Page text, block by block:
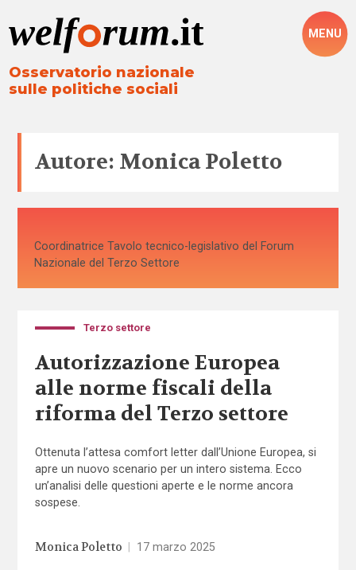
Osservatorio nazionale
sulle politiche sociali
MENU
Autore: Monica Poletto
Coordinatrice Tavolo tecnico-legislativo del Forum
Nazionale del Terzo Settore
Terzo settore
Autorizzazione Europea
alle norme fiscali della
riforma del Terzo settore
Ottenuta l’attesa comfort letter dall’Unione Europea, si
apre un nuovo scenario per un intero sistema. Ecco
un’analisi delle questioni aperte e le norme ancora
sospese.
Monica Poletto 17 marzo 2025